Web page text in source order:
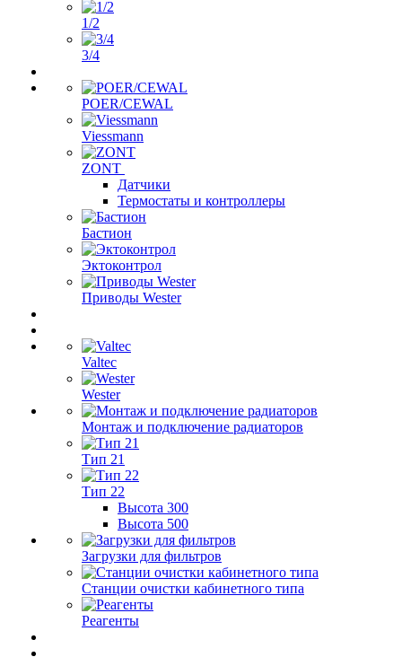
1/2
3/4
POER/CEWAL
Viessmann
ZONT
Датчики
Термостаты и контроллеры
Бастион
Эктоконтрол
Приводы Wester
Valtec
Wester
Монтаж и подключение радиаторов
Тип 21
Тип 22
Высота 300
Высота 500
Загрузки для фильтров
Станции очистки кабинетного типа
Реагенты